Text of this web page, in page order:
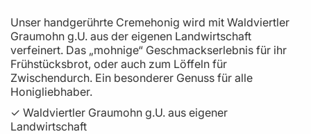
Unser handgerührte Cremehonig wird mit Waldviertler
Graumohn g.U. aus der eigenen Landwirtschaft
verfeinert. Das „mohnige“ Geschmackserlebnis für ihr
Frühstücksbrot, oder auch zum Löffeln für
Zwischendurch. Ein besonderer Genuss für alle
Honigliebhaber.
✓ Waldviertler Graumohn g.U. aus eigener
Landwirtschaft